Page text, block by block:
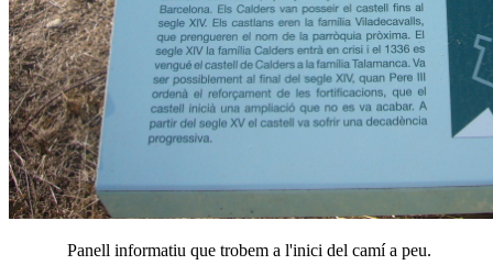
Panell informatiu que trobem a l'inici del camí a peu.